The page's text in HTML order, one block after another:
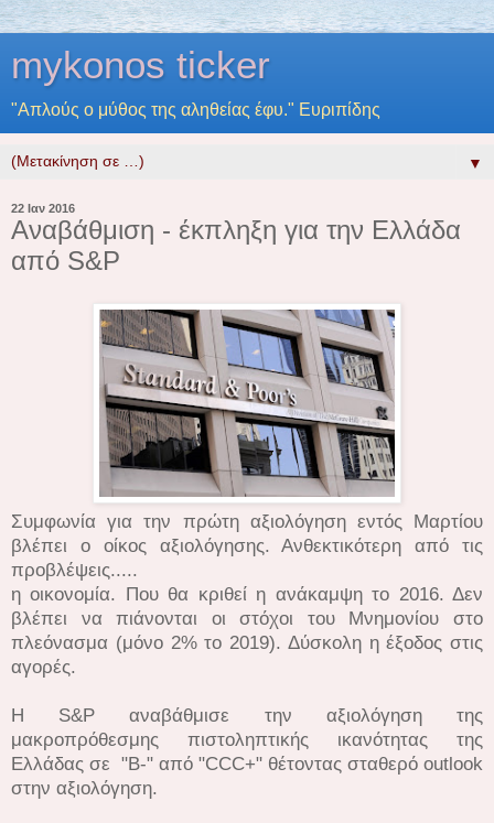
mykonos ticker
"Απλούς ο μύθος της αληθείας έφυ." Ευριπίδης
▼
22 Ιαν 2016
Αναβάθμιση - έκπληξη για την Ελλάδα
από S&P
Συμφωνία για την πρώτη αξιολόγηση εντός Μαρτίου
βλέπει ο οίκος αξιολόγησης. Ανθεκτικότερη από τις
προβλέψεις.....
η οικονομία. Που θα κριθεί η ανάκαμψη το 2016. Δεν
βλέπει να πιάνονται οι στόχοι του Μνημονίου στο
πλεόνασμα (μόνο 2% το 2019). Δύσκολη η έξοδος στις
αγορές.
H S&P αναβάθμισε την αξιολόγηση της
μακροπρόθεσμης πιστοληπτικής ικανότητας της
Ελλάδας σε "B-" από "CCC+" θέτοντας σταθερό outlook
στην αξιολόγηση.